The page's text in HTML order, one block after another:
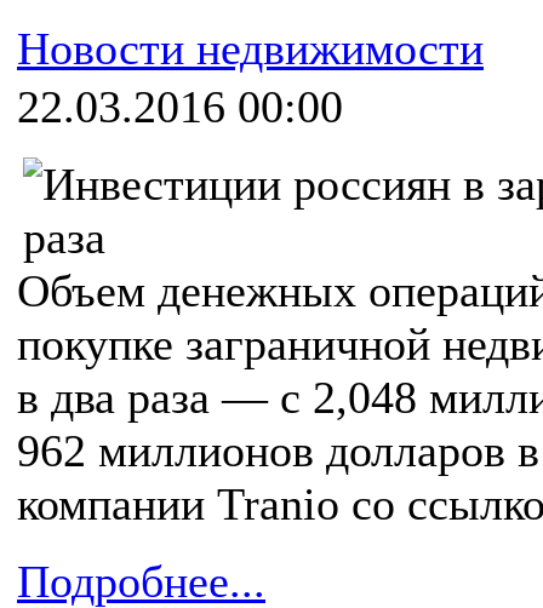
Новости недвижимости
22.03.2016 00:00
Объем денежных
покупке заграничной
в два раза — с 2,048
962 миллионов долларов
компании Tranio со
Подробнее...